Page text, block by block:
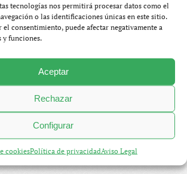
tecnologías nos permitirá procesar datos como el
o las identificaciones únicas en este sitio.
consentimiento, puede afectar negativamente a
y funciones.
Aceptar
Rechazar
Configurar
cookiesPolítica de privacidadAviso Legal
SERGIO OTEGUI PALACIOS
30 COMENTARIOS
EN
EN
KOTOR
–
LUGARES
IMPRESCINDIBLES
selección de los diez lugares más
que he estado, sin duda, la bahía de
la lista. Pero es que, probablemente,
en untop5. Y es que este rincón de
un paisaje soñado donde la tierra, el
se funden a la perfección. Aquí te
la bahía de Kotor.